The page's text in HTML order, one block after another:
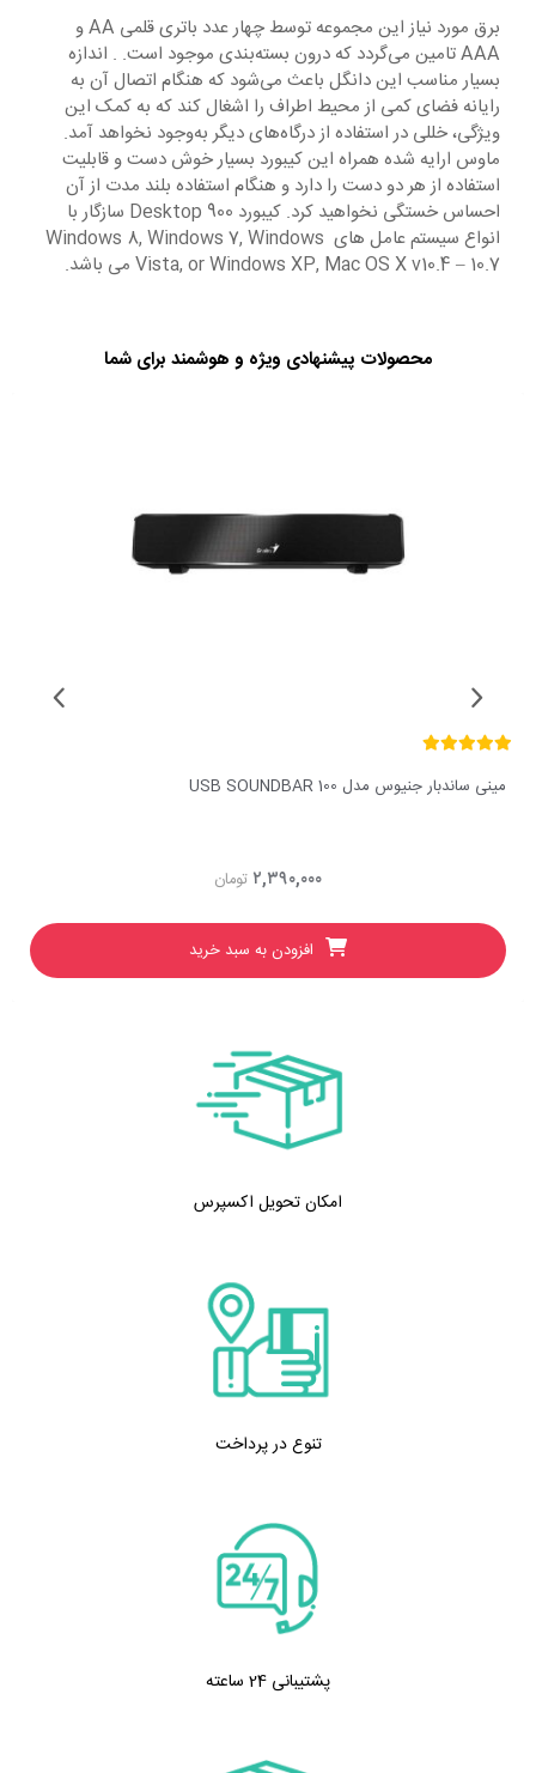
برق مورد نیاز این مجموعه توسط چهار عدد باتری قلمی AA و
AAA تامین می‌گردد که درون بسته‌بندی موجود است. . اندازه
بسیار مناسب این دانگل باعث می‌شود که هنگام اتصال آن به
رایانه فضای کمی از محیط اطراف را اشغال کند که به کمک این
ویژگی، خللی در استفاده از درگاه‌های دیگر به‌وجود نخواهد آمد.
ماوس ارایه شده همراه این کیبورد بسیار خوش دست و قابلیت
استفاده از هر دو دست را دارد و هنگام استفاده بلند مدت از آن
احساس خستگی نخواهید کرد. کیبورد Desktop 900 سازگار با
انواع سیستم عامل های Windows 8, Windows 7, Windows
Vista, or Windows XP, Mac OS X v10.4 – 10.7 می باشد.
محصولات پیشنهادی ویژه و هوشمند برای شما
مینی ساندبار جنیوس مدل USB SOUNDBAR 100
تومان ۲,۳۹۰,۰۰۰
افزودن به سبد خرید
امکان تحویل اکسپرس
تنوع در پرداخت
پشتیبانی 24 ساعته